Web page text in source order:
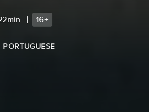
16+
PORTUGUESE